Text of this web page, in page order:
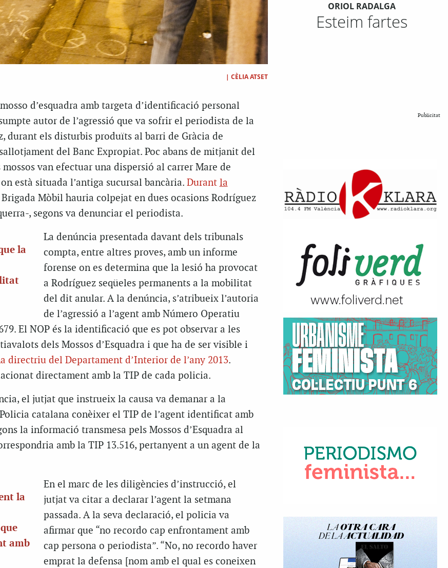
| CÈLIA ATSET
d’esquadra amb targeta d’identificació personal
autor de l’agressió que va sofrir el periodista de la
durant els disturbis produïts al barri de Gràcia de
del Banc Expropiat. Poc abans de mitjanit del
mossos van efectuar una dispersió al carrer Mare de
està situada l’antiga sucursal bancària. Durant la
Mòbil hauria colpejat en dues ocasions Rodríguez
, segons va denunciar el periodista.
la
La denúncia presentada davant dels tribunals
compta, entre altres proves, amb un informe
forense on es determina que la lesió ha provocat
a Rodríguez seqüeles permanents a la mobilitat
del dit anular. A la denúncia, s’atribueix l’autoria
de l’agressió a l’agent amb Número Operatiu
El NOP és la identificació que es pot observar a les
dels Mossos d’Esquadra i que ha de ser visible i
directriu del Departament d’Interior de l’any 2013.
directament amb la TIP de cada policia.
el jutjat que instrueix la causa va demanar a la
catalana conèixer el TIP de l’agent identificat amb
la informació transmesa pels Mossos d’Esquadra al
amb la TIP 13.516, pertanyent a un agent de la
la
amb
En el marc de les diligències d’instrucció, el
jutjat va citar a declarar l’agent la setmana
passada. A la seva declaració, el policia va
afirmar que “no recordo cap enfrontament amb
cap persona o periodista”. “No, no recordo haver
emprat la defensa [nom amb el qual es coneixen
ORIOL RADALGA
Esteim fartes
Publicitat